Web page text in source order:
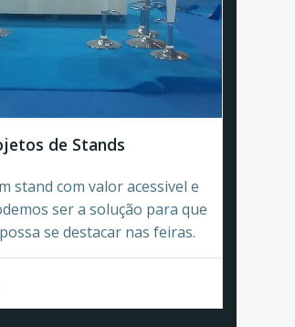
de Stands
stand com valor acessivel e
ser a solução para que
se destacar nas feiras.